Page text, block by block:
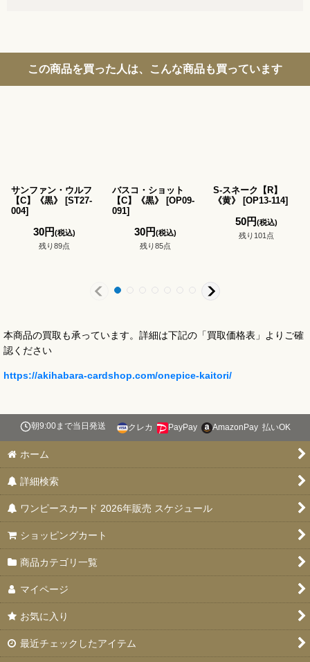
この商品を買った人は、こんな商品も買っています
サンファン・ウルフ
【C】《黒》
[ST27-
004]
30円(税込)
残り89点
バスコ・ショット
【C】《黒》
[OP09-
091]
30円(税込)
残り85点
S-スネーク【R】
《黄》
[OP13-114]
50円(税込)
残り101点
本商品の買取も承っています。詳細は下記の「買取価格表」よりご確
認ください
https://akihabara-cardshop.com/onepice-kaitori/
朝9:00まで当日発送 クレカ PayPay AmazonPay 払いOK
ホーム
詳細検索
ワンピースカード 2026年販売 スケジュール
ショッピングカート
商品カテゴリ一覧
マイページ
お気に入り
最近チェックしたアイテム